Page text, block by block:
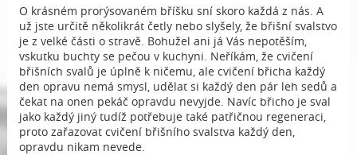
O krásném prorýsovaném bříšku sní skoro každá z nás. A
už jste určitě několikrát četly nebo slyšely, že břišní svalstvo
je z velké části o stravě. Bohužel ani já Vás nepotěším,
vskutku buchty se pečou v kuchyni. Neříkám, že cvičení
břišních svalů je úplně k ničemu, ale cvičení břicha každý
den opravu nemá smysl, udělat si každý den pár leh sedů a
čekat na onen pekáč opravdu nevyjde. Navíc břicho je sval
jako každý jiný tudíž potřebuje také patřičnou regeneraci,
proto zařazovat cvičení břišního svalstva každý den,
opravdu nikam nevede.